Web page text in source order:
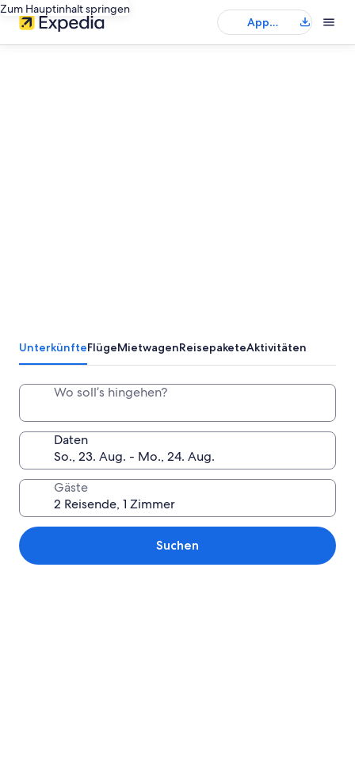
Zum Hauptinhalt springen
App
herunterladen
UnterkünfteFlügeMietwagenReisepaketeAktivitäten
Wo soll’s hingehen?
Daten
Gäste
Suchen